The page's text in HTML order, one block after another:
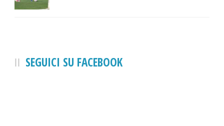
SEGUICI SU FACEBOOK